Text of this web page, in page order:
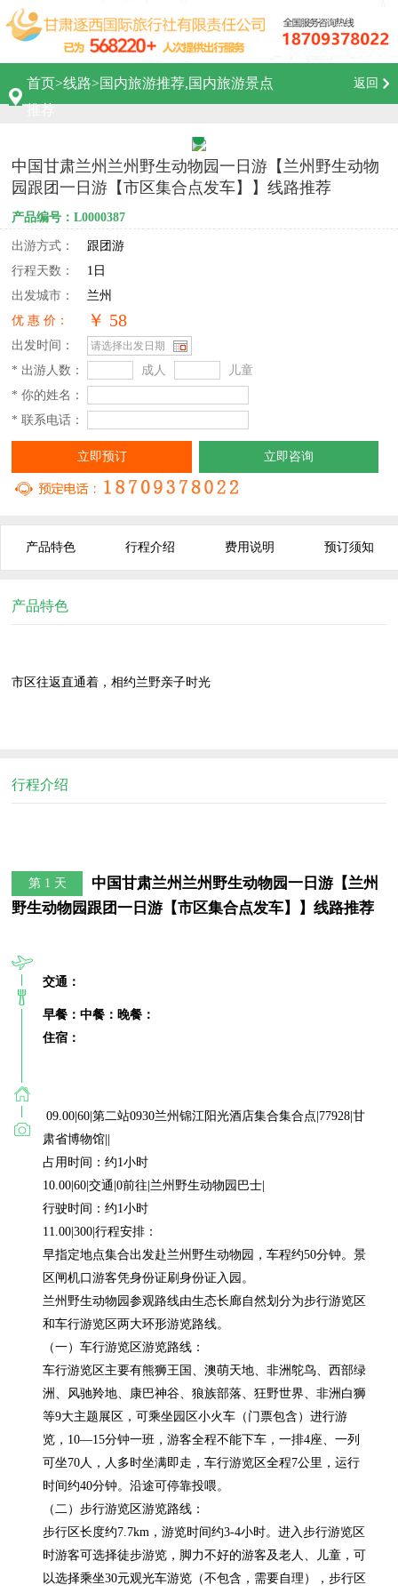
首页>线路>国内旅游推荐,国内旅游景点
返回
中国甘肃兰州兰州野生动物园一日游【兰州野生动物
园跟团一日游【市区集合点发车】】线路推荐
产品编号：L0000387
出游方式：
跟团游
行程天数：
1日
出发城市：
兰州
优 惠 价：
￥ 58
出发时间：
* 出游人数：
成人
儿童
* 你的姓名：
* 联系电话：
立即预订 立即咨询
产品特色 行程介绍 费用说明 预订须知
产品特色
市区往返直通着，相约兰野亲子时光
行程介绍
第 1 天
中国甘肃兰州兰州野生动物园一日游【兰州
野生动物园跟团一日游【市区集合点发车】】线路推荐
交通：
早餐：中餐：晚餐：
住宿：
09.00|60|第二站0930兰州锦江阳光酒店集合集合点|77928|甘
肃省博物馆||
占用时间：约1小时
10.00|60|交通|0前往|兰州野生动物园巴士|
行驶时间：约1小时
11.00|300|行程安排：
早指定地点集合出发赴兰州野生动物园，车程约50分钟。景
区闸机口游客凭身份证刷身份证入园。
兰州野生动物园参观路线由生态长廊自然划分为步行游览区
和车行游览区两大环形游览路线。
（一）车行游览区游览路线：
车行游览区主要有熊狮王国、澳萌天地、非洲鸵鸟、西部绿
洲、风驰羚地、康巴神谷、狼族部落、狂野世界、非洲白狮
等9大主题展区，可乘坐园区小火车（门票包含）进行游
览，10—15分钟一班，游客全程不能下车，一排4座、一列
可坐70人，人多时坐满即走，车行游览区全程7公里，运行
时间约40分钟。沿途可停靠投喂。
（二）步行游览区游览路线：
步行区长度约7.7km，游览时间约3-4小时。进入步行游览区
时游客可选择徒步游览，脚力不好的游客及老人、儿童，可
以选择乘坐30元观光车游览（不包含，需要自理），步行区